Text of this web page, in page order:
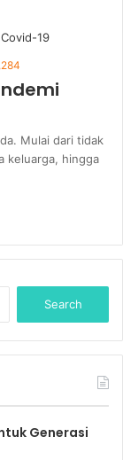
Mulai dari tidak
keluarga, hingga
r
f
Generasi